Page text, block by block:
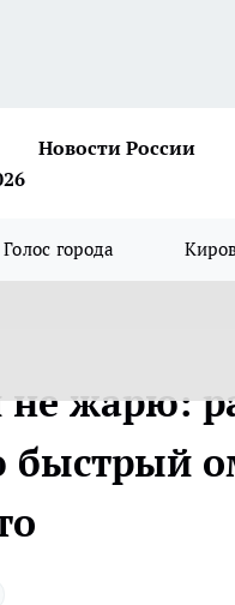
Новости России
Голос города
жарю:
быстрый